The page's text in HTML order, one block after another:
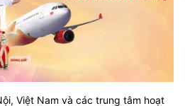
Việt Nam và các trung tâm hoạt